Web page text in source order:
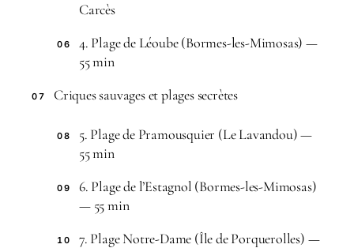
Carcès
06
4. Plage de Léoube (Bormes-les-Mimosas) —
55 min
07 Criques sauvages et plages secrètes
08
5. Plage de Pramousquier (Le Lavandou) —
55 min
09
6. Plage de l’Estagnol (Bormes-les-Mimosas)
— 55 min
10
7. Plage Notre-Dame (Île de Porquerolles) —